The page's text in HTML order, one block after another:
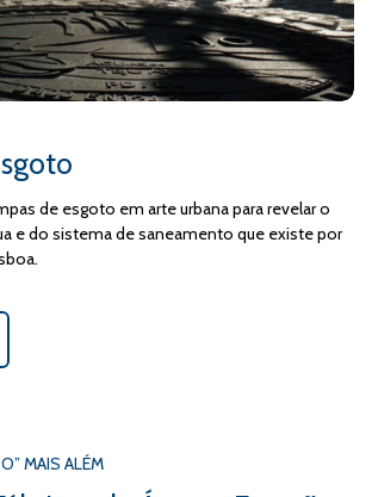
de esgoto em arte urbana para revelar o
e do sistema de saneamento que existe por
MAIS ALÉM